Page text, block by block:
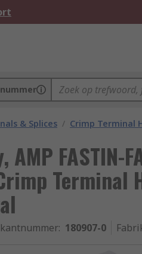
& Splices / Crimp Terminal
FASTIN-
Terminal
: 180907-0